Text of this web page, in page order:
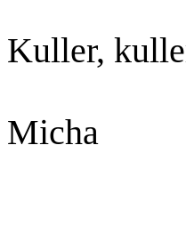
Kuller,
Micha